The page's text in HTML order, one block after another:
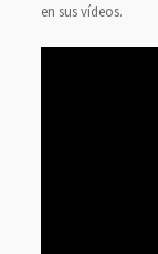
en sus vídeos.